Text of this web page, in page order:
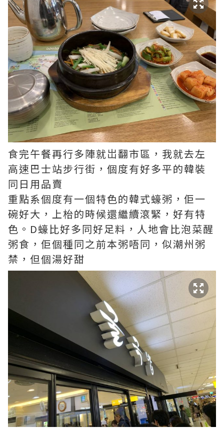
食完午餐再行多陣就岀翻市區，我就去左
高速巴士站步行街，個度有好多平的韓裝
同日用品賣
重點系個度有一個特色的韓式蠔粥，佢一
碗好大，上枱的時候還繼續滾緊，好有特
色。D蠔比好多同好足料，人地會比泡菜醒
粥食，佢個種同之前本粥唔同，似潮州粥
禁，但個湯好甜